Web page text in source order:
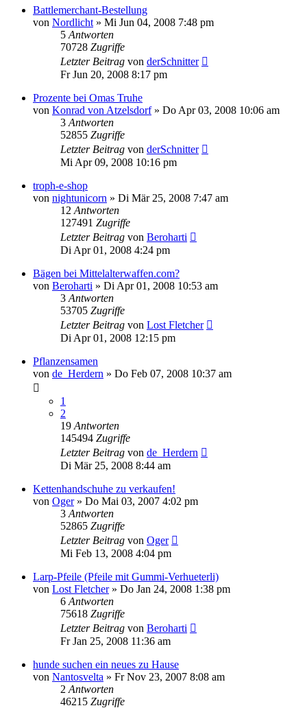
Battlemerchant-Bestellung
von Nordlicht » Mi Jun 04, 2008 7:48 pm
5 Antworten
70728 Zugriffe
Letzter Beitrag von derSchnitter
Fr Jun 20, 2008 8:17 pm
Prozente bei Omas Truhe
von Konrad von Atzelsdorf» Do Apr 03, 2008 10:06 am
3 Antworten
52855 Zugriffe
Letzter Beitrag von derSchnitter
Mi Apr 09, 2008 10:16 pm
troph-e-shop
von nightunicorn » Di Mär 25, 2008 7:47 am
12 Antworten
127491 Zugriffe
Letzter Beitrag von Beroharti
Di Apr 01, 2008 4:24 pm
Bägen bei Mittelalterwaffen.com?
von Beroharti » Di Apr 01, 2008 10:53 am
3 Antworten
53705 Zugriffe
Letzter Beitrag von Lost Fletcher
Di Apr 01, 2008 12:15 pm
Pflanzensamen
von de_Herdern » Do Feb 07, 2008 10:37 am
1
2
19 Antworten
145494 Zugriffe
Letzter Beitrag von de_Herdern
Di Mär 25, 2008 8:44 am
Kettenhandschuhe zu verkaufen!
von Oger» Do Mai 03, 2007 4:02 pm
3 Antworten
52865 Zugriffe
Letzter Beitrag von Oger
Mi Feb 13, 2008 4:04 pm
Larp-Pfeile (Pfeile mit Gummi-Verhueterli)
von Lost Fletcher» Do Jan 24, 2008 1:38 pm
6 Antworten
75618 Zugriffe
Letzter Beitrag von Beroharti
Fr Jan 25, 2008 11:36 am
hunde suchen ein neues zu Hause
von Nantosvelta » Fr Nov 23, 2007 8:08 am
2 Antworten
46215 Zugriffe